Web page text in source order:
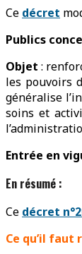
Ce décret
Publics
Objet :
les pouvoirs
généralise
soins et
Entrée en
En résumé :
Ce décret
Ce qu’il faut